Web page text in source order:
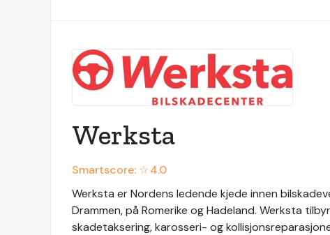
Werksta
Smartscore: ☆4.0
Werksta er Nordens ledende kjede innen
Drammen, på Romerike og Hadeland. Werksta
skadetaksering, karosseri- og